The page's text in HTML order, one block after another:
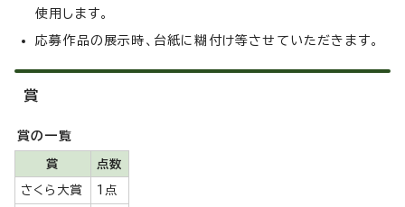
使用します。
応募作品の展示時、台紙に糊付け等させていただきます。
賞
賞の一覧
賞 点数
さくら大賞 1点